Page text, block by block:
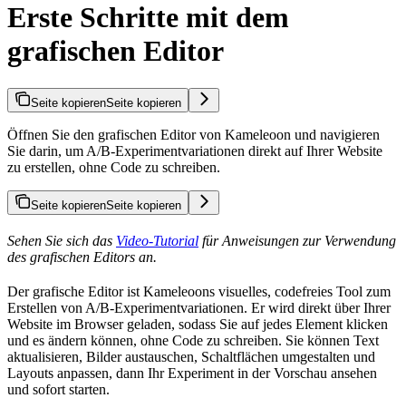
Erste Schritte mit dem
grafischen Editor
Seite kopierenSeite kopieren
Öffnen Sie den grafischen Editor von Kameleoon und navigieren
Sie darin, um A/B-Experimentvariationen direkt auf Ihrer Website
zu erstellen, ohne Code zu schreiben.
Seite kopierenSeite kopieren
Sehen Sie sich das Video-Tutorial für Anweisungen zur Verwendung
des grafischen Editors an.
Der grafische Editor ist Kameleoons visuelles, codefreies Tool zum
Erstellen von A/B-Experimentvariationen. Er wird direkt über Ihrer
Website im Browser geladen, sodass Sie auf jedes Element klicken
und es ändern können, ohne Code zu schreiben. Sie können Text
aktualisieren, Bilder austauschen, Schaltflächen umgestalten und
Layouts anpassen, dann Ihr Experiment in der Vorschau ansehen
und sofort starten.